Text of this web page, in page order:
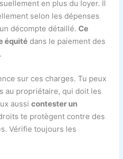
en plus du loyer. Il
selon les dépenses
décompte détaillé.Ce
équité dans le paiement des
sur ces charges. Tu peux
au propriétaire, qui doit les
aussicontester un
te protègent contre des
Vérifie toujours les